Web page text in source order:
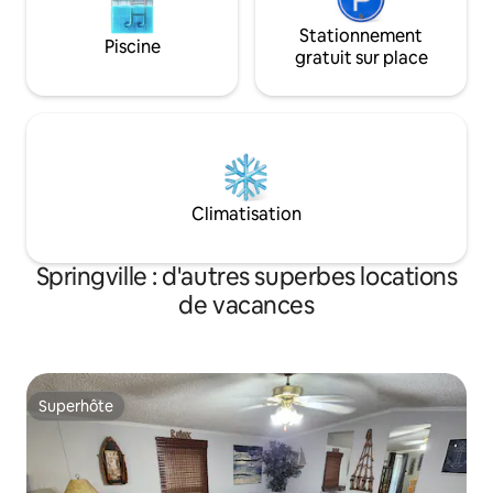
Piscine
Stationnement
gratuit sur place
Climatisation
Springville : d'autres superbes locations
de vacances
Superhôte
Superhôte